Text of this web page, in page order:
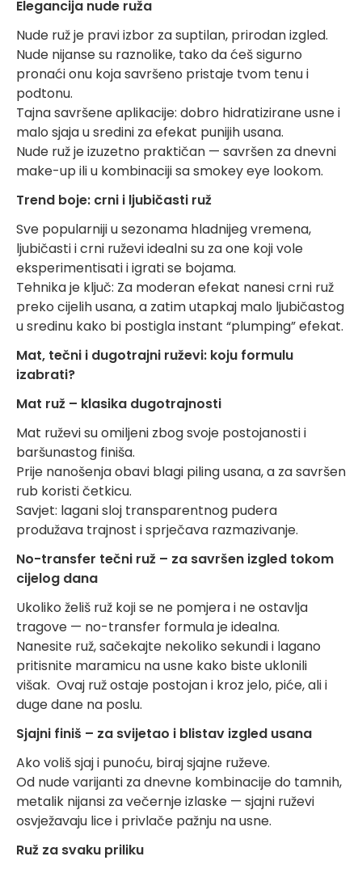
Elegancija nude ruža
Nude ruž je pravi izbor za suptilan, prirodan izgled.
Nude nijanse su raznolike, tako da ćeš sigurno
pronaći onu koja savršeno pristaje tvom tenu i
podtonu.
Tajna savršene aplikacije: dobro hidratizirane usne i
malo sjaja u sredini za efekat punijih usana.
Nude ruž je izuzetno praktičan — savršen za dnevni
make-up ili u kombinaciji sa smokey eye lookom.
Trend boje: crni i ljubičasti ruž
Sve popularniji u sezonama hladnijeg vremena,
ljubičasti i crni ruževi idealni su za one koji vole
eksperimentisati i igrati se bojama.
Tehnika je ključ: Za moderan efekat nanesi crni ruž
preko cijelih usana, a zatim utapkaj malo ljubičastog
u sredinu kako bi postigla instant “plumping” efekat.
Mat, tečni i dugotrajni ruževi: koju formulu
izabrati?
Mat ruž – klasika dugotrajnosti
Mat ruževi su omiljeni zbog svoje postojanosti i
baršunastog finiša.
Prije nanošenja obavi blagi piling usana, a za savršen
rub koristi četkicu.
Savjet: lagani sloj transparentnog pudera
produžava trajnost i sprječava razmazivanje.
No-transfer tečni ruž – za savršen izgled tokom
cijelog dana
Ukoliko želiš ruž koji se ne pomjera i ne ostavlja
tragove — no-transfer formula je idealna.
Nanesite ruž, sačekajte nekoliko sekundi i lagano
pritisnite maramicu na usne kako biste uklonili
višak. Ovaj ruž ostaje postojan i kroz jelo, piće, ali i
duge dane na poslu.
Sjajni finiš – za svijetao i blistav izgled usana
Ako voliš sjaj i punoću, biraj sjajne ruževe.
Od nude varijanti za dnevne kombinacije do tamnih,
metalik nijansi za večernje izlaske — sjajni ruževi
osvježavaju lice i privlače pažnju na usne.
Ruž za svaku priliku